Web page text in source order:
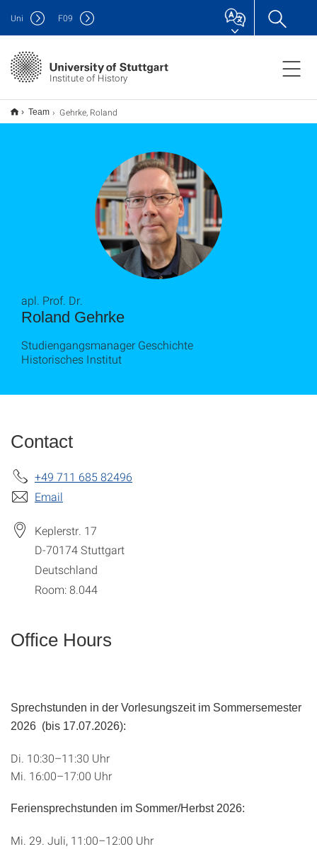
Institute of History
Uni F09
Team Gehrke, Roland
Roland Gehrke
apl. Prof. Dr.
Studiengangsmanager Geschichte
Historisches Institut
Contact
+49 711 685 82496
Email
Keplerstr. 17
D-70174Stuttgart
Deutschland
Room: 8.044
Office Hours
Sprechstunden in der Vorlesungszeit im Sommersemester
2026 (bis 17.07.2026):
Di. 10:30–11:30 Uhr
Mi. 16:00–17:00 Uhr
Feriensprechstunden im Sommer/Herbst 2026:
Mi. 29. Juli, 11:00–12:00 Uhr